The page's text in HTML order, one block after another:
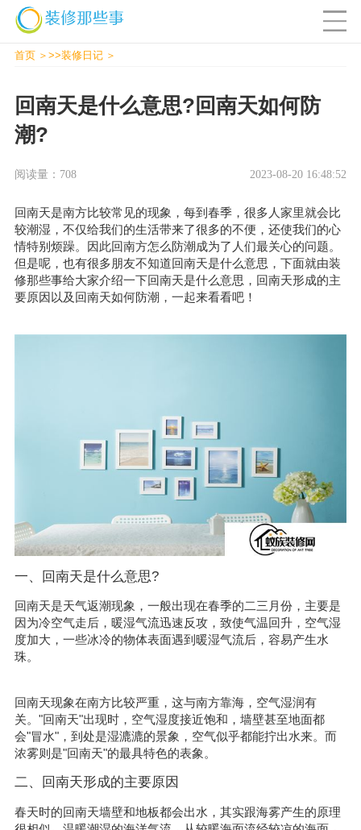
首页 >>装修日记
回南天是什么意思?回南天如何防
潮?
阅读量：708 2023-08-20 16:48:52
回南天是南方比较常见的现象，每到春季，很多人家里就会比
较潮湿，不仅给我们的生活带来了很多的不便，还使我们的心
情特别烦躁。因此回南方怎么防潮成为了人们最关心的问题。
但是呢，也有很多朋友不知道回南天是什么意思，下面就由装
修那些事给大家介绍一下回南天是什么意思，回南天形成的主
要原因以及回南天如何防潮，一起来看看吧！
一、回南天是什么意思?
回南天是天气返潮现象，一般出现在春季的二三月份，主要是
因为冷空气走后，暖湿气流迅速反攻，致使气温回升，空气湿
度加大，一些冰冷的物体表面遇到暖湿气流后，容易产生水
珠。
回南天现象在南方比较严重，这与南方靠海，空气湿润有
关。"回南天"出现时，空气湿度接近饱和，墙壁甚至地面都
会"冒水"，到处是湿漉漉的景象，空气似乎都能拧出水来。而
浓雾则是"回南天"的最具特色的表象。
二、回南天形成的主要原因
春天时的回南天墙壁和地板都会出水，其实跟海雾产生的原理